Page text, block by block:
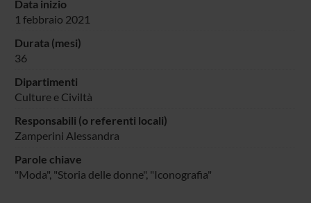
Data inizio
1 febbraio 2021
Durata (mesi)
36
Dipartimenti
Culture e Civiltà
Responsabili (o referenti locali)
Zamperini Alessandra
Parole chiave
"Moda", "Storia delle donne", "Iconografia"